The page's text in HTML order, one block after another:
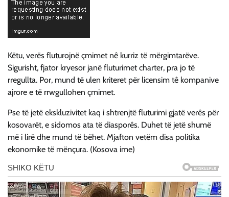
Këtu, verës fluturojnë çmimet nê kurriz të mërgimtarëve.
Sigurisht, fjator kryesor janë fluturimet charter, pra jo të
rregullta. Por, mund të ulen kriteret për licensim tê kompanive
ajrore e të rrwgullohen çmimet.
Pse të jetë ekskluzivitet kaq i shtrenjtë fluturimi gjatë verês për
kosovarët, e sidomos ata të diasporês. Duhet të jetë shumë
më i lirë dhe mund të bëhet. Mjafton vetëm disa politika
ekonomike të mënçura. (Kosova ime)